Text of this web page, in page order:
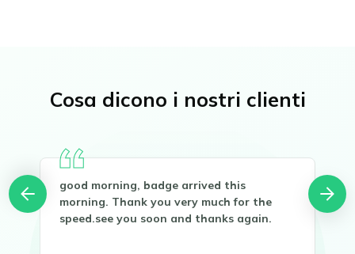
Cosa dicono i nostri clienti
good morning, badge arrived this
morning. Thank you very much for the
speed.see you soon and thanks again.